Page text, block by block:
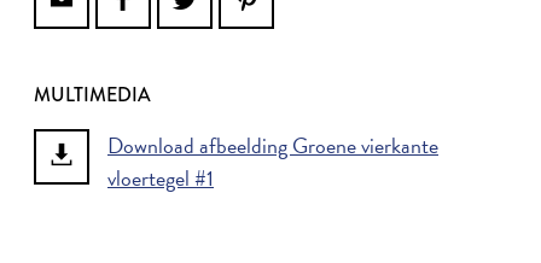
MULTIMEDIA
Download afbeelding Groene vierkante
vloertegel #1